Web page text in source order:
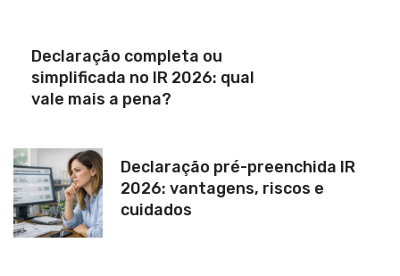
Declaração completa ou
simplificada no IR 2026: qual
vale mais a pena?
Declaração pré-preenchida IR
2026: vantagens, riscos e
cuidados